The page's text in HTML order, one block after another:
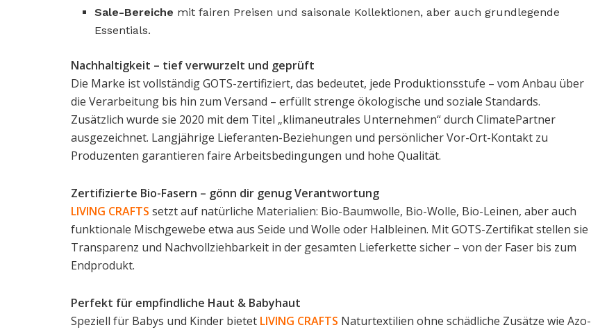
Sale-Bereiche mit fairen Preisen und saisonale Kollektionen, aber auch grundlegende
Essentials.
Nachhaltigkeit – tief verwurzelt und geprüft
Die Marke ist vollständig GOTS-zertifiziert, das bedeutet, jede Produktionsstufe – vom Anbau über
die Verarbeitung bis hin zum Versand – erfüllt strenge ökologische und soziale Standards.
Zusätzlich wurde sie 2020 mit dem Titel „klimaneutrales Unternehmen“ durch ClimatePartner
ausgezeichnet. Langjährige Lieferanten-Beziehungen und persönlicher Vor-Ort-Kontakt zu
Produzenten garantieren faire Arbeitsbedingungen und hohe Qualität.
Zertifizierte Bio-Fasern – gönn dir genug Verantwortung
LIVING CRAFTS setzt auf natürliche Materialien: Bio-Baumwolle, Bio-Wolle, Bio-Leinen, aber auch
funktionale Mischgewebe etwa aus Seide und Wolle oder Halbleinen. Mit GOTS-Zertifikat stellen sie
Transparenz und Nachvollziehbarkeit in der gesamten Lieferkette sicher – von der Faser bis zum
Endprodukt.
Perfekt für empfindliche Haut & Babyhaut
Speziell für Babys und Kinder bietet LIVING CRAFTS Naturtextilien ohne schädliche Zusätze wie Azo-